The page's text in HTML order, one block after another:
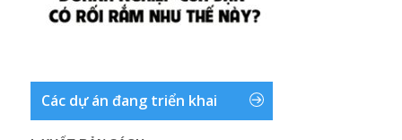
Các dự án đang triển khai